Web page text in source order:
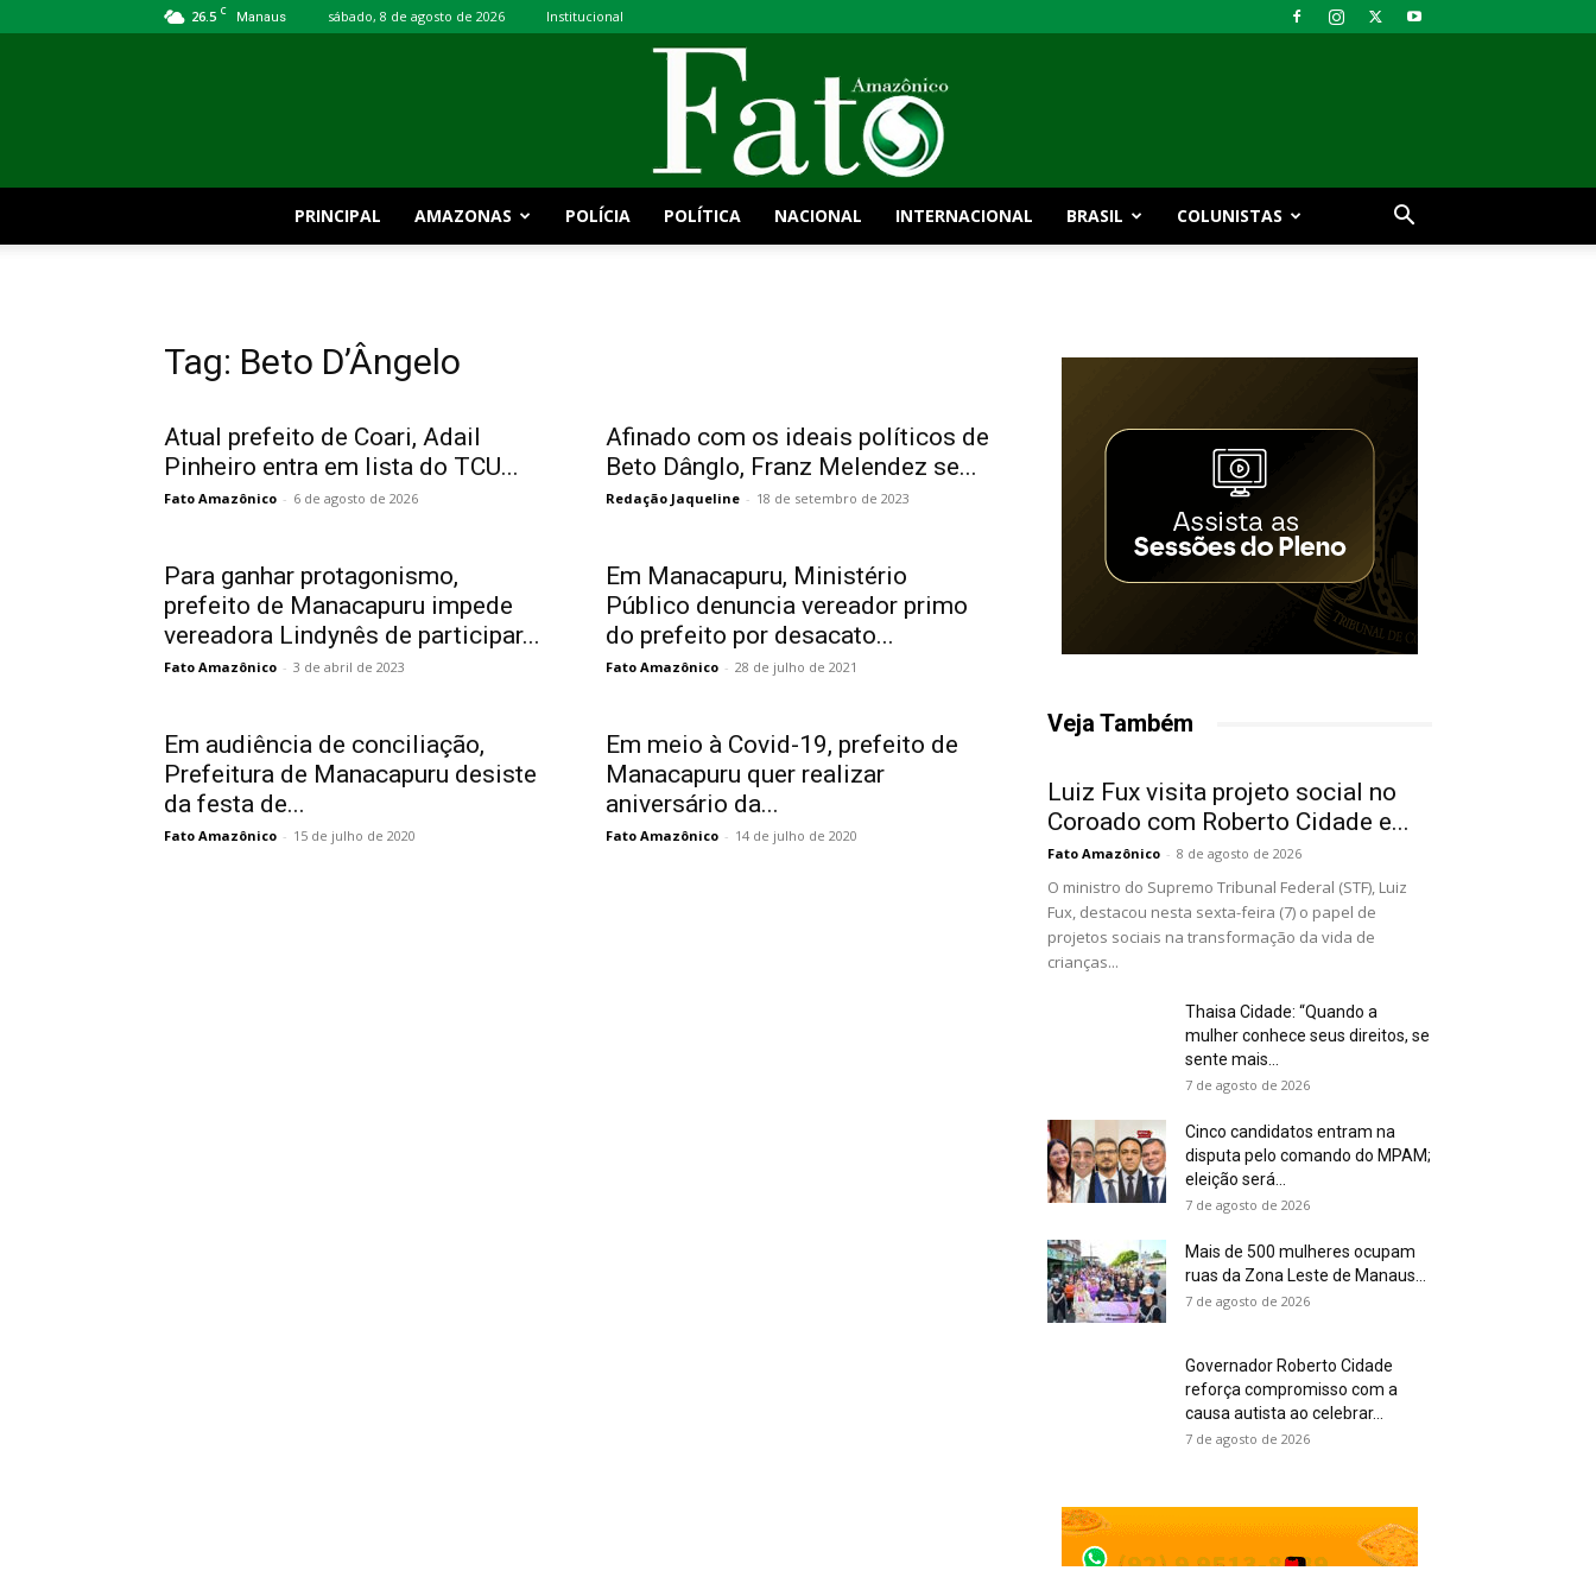
26.5 C Manaus sábado, 8 de agosto de 2026 Institucional
PRINCIPAL AMAZONAS POLÍCIA POLÍTICA NACIONAL INTERNACIONAL BRASIL COLUNISTAS
Tag: Beto D’Ângelo
Atual prefeito de Coari, Adail
Pinheiro entra em lista do TCU...
Fato Amazônico - 6 de agosto de 2026
Afinado com os ideais políticos de
Beto Dânglo, Franz Melendez se...
Redação Jaqueline - 18 de setembro de 2023
Para ganhar protagonismo,
prefeito de Manacapuru impede
vereadora Lindynês de participar...
Fato Amazônico - 3 de abril de 2023
Em Manacapuru, Ministério
Público denuncia vereador primo
do prefeito por desacato...
Fato Amazônico - 28 de julho de 2021
Em audiência de conciliação,
Prefeitura de Manacapuru desiste
da festa de...
Fato Amazônico - 15 de julho de 2020
Em meio à Covid-19, prefeito de
Manacapuru quer realizar
aniversário da...
Fato Amazônico - 14 de julho de 2020
Veja Também
Luiz Fux visita projeto social no
Coroado com Roberto Cidade e...
Fato Amazônico - 8 de agosto de 2026
O ministro do Supremo Tribunal Federal (STF), Luiz
Fux, destacou nesta sexta-feira (7) o papel de
projetos sociais na transformação da vida de
crianças...
Thaisa Cidade: “Quando a
mulher conhece seus direitos, se
sente mais...
7 de agosto de 2026
Cinco candidatos entram na
disputa pelo comando do MPAM;
eleição será...
7 de agosto de 2026
Mais de 500 mulheres ocupam
ruas da Zona Leste de Manaus...
7 de agosto de 2026
Governador Roberto Cidade
reforça compromisso com a
causa autista ao celebrar...
7 de agosto de 2026